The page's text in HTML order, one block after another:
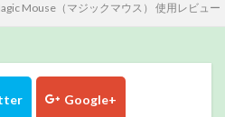
Mouse（マジックマウス） 使用レビュー